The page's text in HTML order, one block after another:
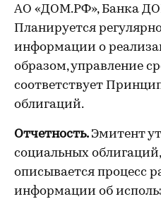
АО «ДОМ.РФ», Банка
Планируется
информации о
образом, управление
соответствует
облигаций.
Отчетность. Эмитент
социальных
описывается процесс
информации об